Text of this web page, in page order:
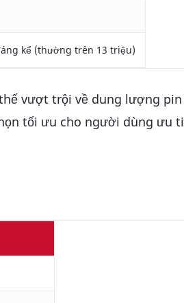
kể (thường trên 13 triệu)
vượt trội về dung lượng
tối ưu cho người dùng ưu